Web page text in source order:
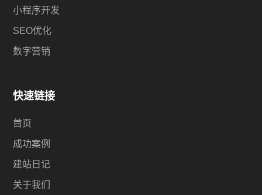
小程序开发
SEO优化
数字营销
快速链接
首页
成功案例
建站日记
关于我们